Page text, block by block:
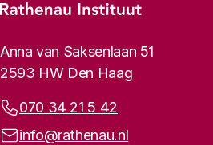
Footer-menu
Rathenau logo, naar de homepage
Contactinformatie
Anna van Saksenlaan 51
2593 HW Den Haag
Telefoonnummer:
070 34 21 5 42
E-mailadres:
info@rathenau.nl